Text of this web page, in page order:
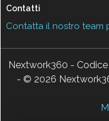
Contatti
Contatta il nostro team
Nextwork360 -
- © 2026